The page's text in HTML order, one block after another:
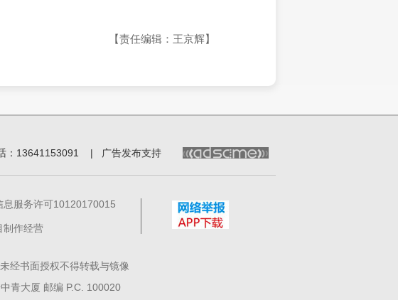
【责任编辑：王京辉】
：13641153091 | 广告发布支持
息服务许可10120170015
制作经营
经书面授权不得转载与镜像
青大厦 邮编 P.C. 100020